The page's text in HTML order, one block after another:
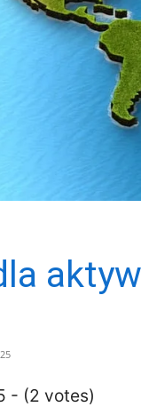
- (2 votes)